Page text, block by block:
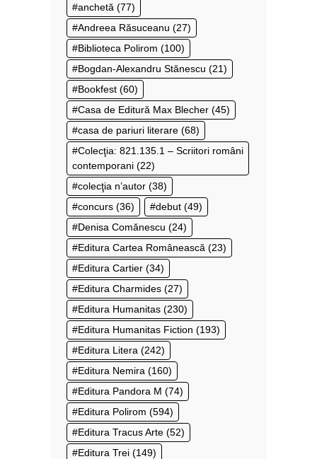
anchetă (77)
Andreea Răsuceanu (27)
Biblioteca Polirom (100)
Bogdan-Alexandru Stănescu (21)
Bookfest (60)
Casa de Editură Max Blecher (45)
casa de pariuri literare (68)
Colecţia: 821.135.1 – Scriitori români
contemporani (22)
colecţia n’autor (38)
concurs (36) debut (49)
Denisa Comănescu (24)
Editura Cartea Românească (23)
Editura Cartier (34)
Editura Charmides (27)
Editura Humanitas (230)
Editura Humanitas Fiction (193)
Editura Litera (242)
Editura Nemira (160)
Editura Pandora M (74)
Editura Polirom (594)
Editura Tracus Arte (52)
Editura Trei (149)